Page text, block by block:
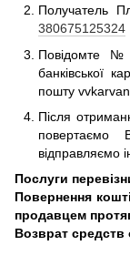
Получатель
380675125324
Повідомте №
банківської
пошту
Після
повертаємо
відправляємо
Послуги
Повернення
продавцем
Возврат средств